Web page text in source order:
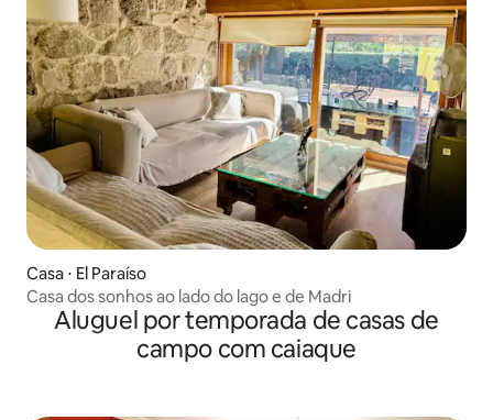
Casa ⋅ El Paraíso
Casa dos sonhos ao lado do lago e de Madri
Aluguel por temporada de casas de
campo com caiaque